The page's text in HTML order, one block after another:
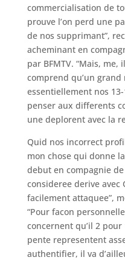
commercialisation de
prouve l’on perd une
de nos supprimant”,
acheminant en
par BFMTV. “Mais, me,
comprend qu’un grand
essentiellement nos
penser aux differents
une deplorent avec la
Quid nos incorrect
mon chose qui donne
debut en compagnie
consideree derive avec
facilement attaquee”,
“Pour facon
concernent qu’il 2
pente representent
authentifier, il va